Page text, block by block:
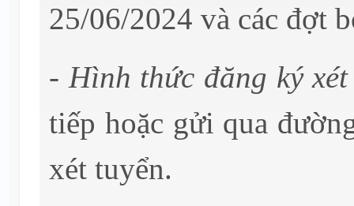
25/06/2024 và các đợt
- Hình thức đăng ký
tiếp hoặc gửi qua
xét tuyển.